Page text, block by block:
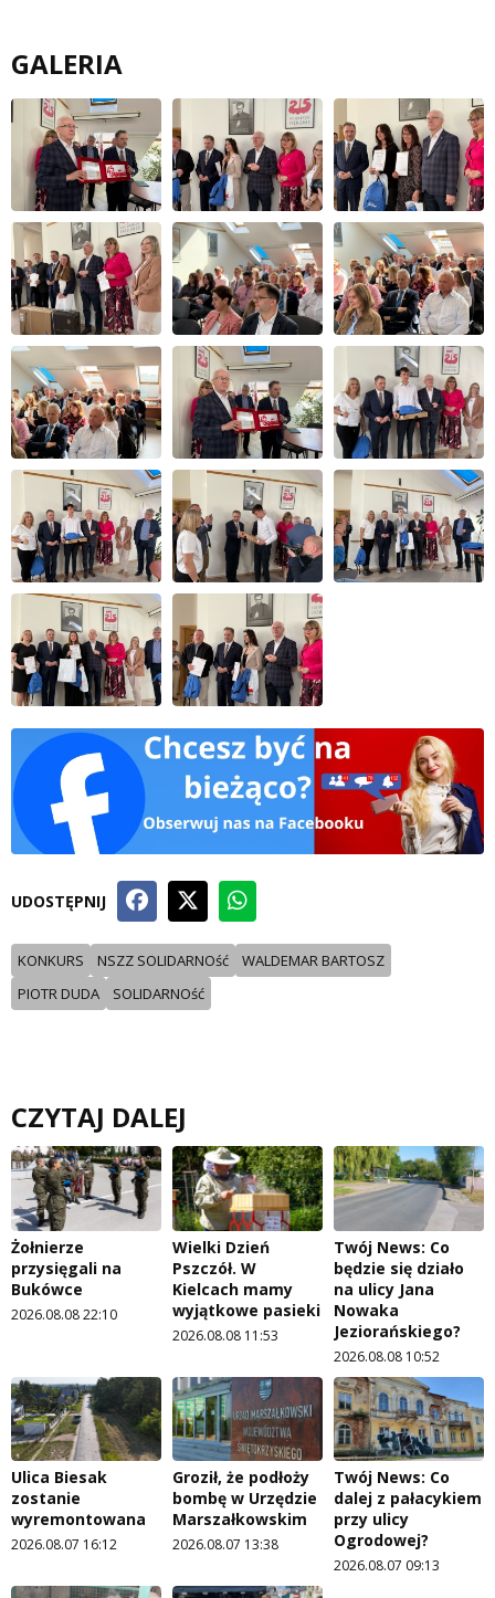
GALERIA
UDOSTĘPNIJ
KONKURS NSZZ SOLIDARNOść
WALDEMAR BARTOSZ
PIOTR DUDA
SOLIDARNOść
CZYTAJ DALEJ
Żołnierze
przysięgali na
Bukówce
2026.08.08 22:10
Wielki Dzień
Pszczół. W
Kielcach mamy
wyjątkowe pasieki
2026.08.08 11:53
Twój News: Co
będzie się działo
na ulicy Jana
Nowaka
Jeziorańskiego?
2026.08.08 10:52
Ulica Biesak
zostanie
wyremontowana
2026.08.07 16:12
Groził, że podłoży
bombę w Urzędzie
Marszałkowskim
2026.08.07 13:38
Twój News: Co
dalej z pałacykiem
przy ulicy
Ogrodowej?
2026.08.07 09:13